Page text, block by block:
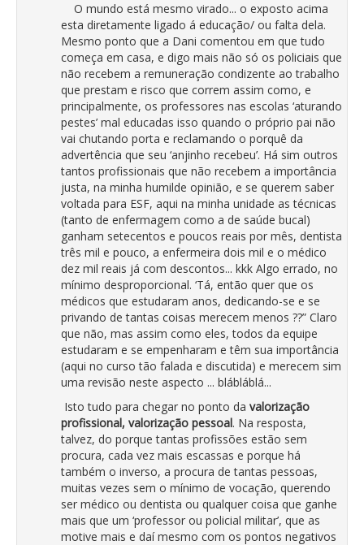
O mundo está mesmo virado... o exposto acima
esta diretamente ligado á educação/ ou falta dela.
Mesmo ponto que a Dani comentou em que tudo
começa em casa, e digo mais não só os policiais que
não recebem a remuneração condizente ao trabalho
que prestam e risco que correm assim como, e
principalmente, os professores nas escolas ‘aturando
pestes’ mal educadas isso quando o próprio pai não
vai chutando porta e reclamando o porquê da
advertência que seu ‘anjinho recebeu’. Há sim outros
tantos profissionais que não recebem a importância
justa, na minha humilde opinião, e se querem saber
voltada para ESF, aqui na minha unidade as técnicas
(tanto de enfermagem como a de saúde bucal)
ganham setecentos e poucos reais por mês, dentista
três mil e pouco, a enfermeira dois mil e o médico
dez mil reais já com descontos... kkk Algo errado, no
mínimo desproporcional. ‘Tá, então quer que os
médicos que estudaram anos, dedicando-se e se
privando de tantas coisas merecem menos ??” Claro
que não, mas assim como eles, todos da equipe
estudaram e se empenharam e têm sua importância
(aqui no curso tão falada e discutida) e merecem sim
uma revisão neste aspecto ... blábláblá...
Isto tudo para chegar no ponto da valorização
profissional, valorização pessoal. Na resposta,
talvez, do porque tantas profissões estão sem
procura, cada vez mais escassas e porque há
também o inverso, a procura de tantas pessoas,
muitas vezes sem o mínimo de vocação, querendo
ser médico ou dentista ou qualquer coisa que ganhe
mais que um ‘professor ou policial militar’, que as
motive mais e daí mesmo com os pontos negativos